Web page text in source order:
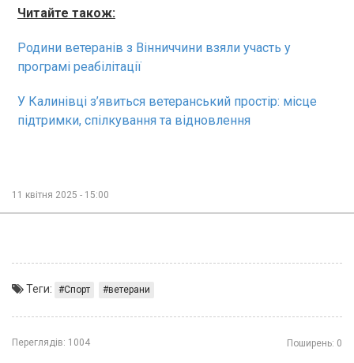
Читайте також:
Родини ветеранів з Вінниччини взяли участь у
програмі реабілітації
У Калинівці з’явиться ветеранський простір: місце
підтримки, спілкування та відновлення
11 квітня 2025 - 15:00
Теги: Спорт ветерани
Переглядів: 1004 Поширень: 0